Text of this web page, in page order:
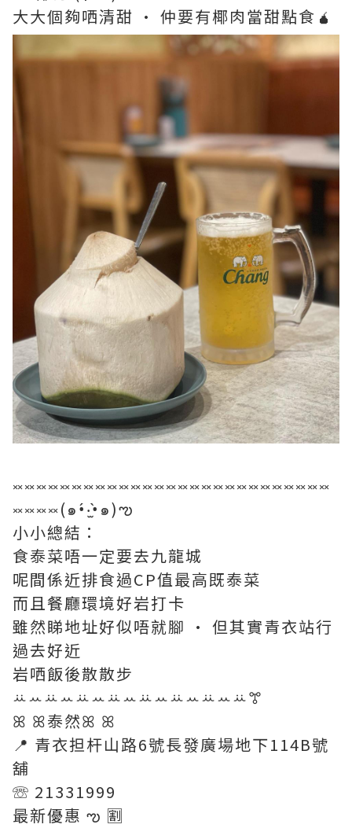
大大個夠哂清甜 · 仲要有椰肉當甜點食🧉
༞༞༞༞༞༞༞༞༞༞༞༞༞༞༞༞༞༞༞༞༞༞༞༞༞༞༞
༞༞༞༞(๑•́‧̫•̀๑)ఌ
小小總結：
食泰菜唔一定要去九龍城
呢間係近排食過CP值最高既泰菜
而且餐廳環境好岩打卡
雖然睇地址好似唔就腳 · 但其實青衣站行
過去好近
岩哂飯後散散步
ꕁꕀꕁꕀꕁꕀꕁꕀꕁꕀꕁꕀꕁꕀꕁꔅ
ꕤ ꕤ泰然ꕤ ꕤ
📍 青衣担杆山路6號長發廣場地下114B號
舖
☏ 21331999
最新優惠 ఌ 🈹